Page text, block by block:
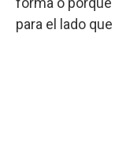
para el lado